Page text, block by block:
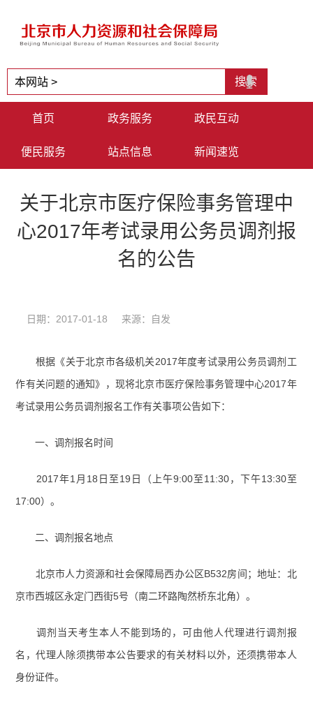
首页 政务服务 政民互动
便民服务 站点信息 新闻速览
关于北京市医疗保险事务管理中
心2017年考试录用公务员调剂报
名的公告
日期：2017-01-18 来源：自发
根据《关于北京市各级机关2017年度考试录用公务员调剂工
作有关问题的通知》，现将北京市医疗保险事务管理中心2017年
考试录用公务员调剂报名工作有关事项公告如下：
一、调剂报名时间
2017年1月18日至19日（上午9:00至11:30，下午13:30至
17:00）。
二、调剂报名地点
北京市人力资源和社会保障局西办公区B532房间；地址：北
京市西城区永定门西街5号（南二环路陶然桥东北角）。
调剂当天考生本人不能到场的，可由他人代理进行调剂报
名，代理人除须携带本公告要求的有关材料以外，还须携带本人
身份证件。